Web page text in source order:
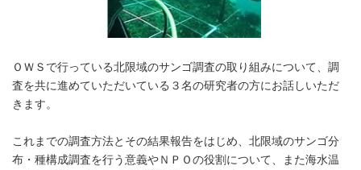
ＯＷＳで行っている北限域のサンゴ調査の取り組みについて、調
査を共に進めていただいている３名の研究者の方にお話しいただ
きます。
これまでの調査方法とその結果報告をはじめ、北限域のサンゴ分
布・種構成調査を行う意義やＮＰＯの役割について、また海水温